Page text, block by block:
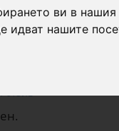
ви в
идват нашите
кърмене на
твърда